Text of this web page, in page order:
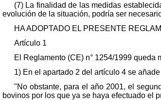
(7) La finalidad de las medidas
evolución de la situación, podría ser
HA ADOPTADO EL PRESENTE
Artículo 1
El Reglamento (CE) n° 1254/1999 queda
1) En el apartado 2 del artículo 4 se
"No obstante, para el año 2001, el
bovinos por los que ya se haya efectuado el